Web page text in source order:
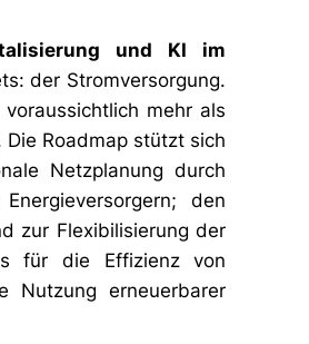
und KI im
der Stromversorgung.
mehr als
Roadmap stützt sich
Netzplanung durch
den
zur Flexibilisierung der
für die Effizienz von
Nutzung erneuerbarer